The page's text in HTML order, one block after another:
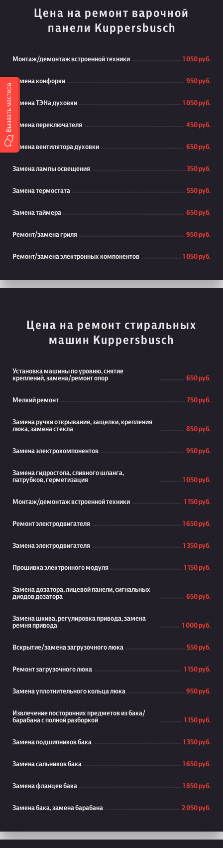
Цена на ремонт варочной
панели Kuppersbusch
Монтаж/демонтаж встроенной техники 1 050 руб.
Замена конфорки 950 руб.
Замена ТЭНа духовки 1 050 руб.
Замена переключателя 450 руб.
Замена вентилятора духовки 650 руб.
Замена лампы освещения 350 руб.
Замена термостата 550 руб.
Замена таймера 650 руб.
Ремонт/замена гриля 950 руб.
Ремонт/замена электронных компонентов 1 050 руб.
Цена на ремонт стиральных
машин Kuppersbusch
Установка машины по уровню, снятие
креплений, замена/ремонт опор
650 руб.
Мелкий ремонт 750 руб.
Замена ручки открывания, защелки, крепления
люка, замена стекла
850 руб.
Замена электрокомпонентов 950 руб.
Замена гидростопа, сливного шланга,
патрубков, герметизация
1 050 руб.
Монтаж/демонтаж встроенной техники 1 150 руб.
Ремонт электродвигателя 1 650 руб.
Замена электродвигателя 1 350 руб.
Прошивка электронного модуля 1 150 руб.
Замена дозатора, лицевой панели, сигнальных
диодов дозатора
650 руб.
Замена шкива, регулировка привода, замена
ремня привода
1 000 руб.
Вскрытие/замена загрузочного люка 550 руб.
Ремонт загрузочного люка 1 150 руб.
Замена уплотнительного кольца люка 950 руб.
Извлечение посторонних предметов из бака/
барабана с полной разборкой
1 150 руб.
Замена подшипников бака 1 350 руб.
Замена сальников бака 1 650 руб.
Замена фланцев бака 1 850 руб.
Замена бака, замена барабана 2 050 руб.
Вызвать мастера